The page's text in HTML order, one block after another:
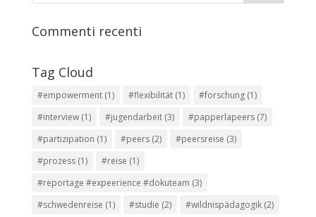
Commenti recenti
Tag Cloud
#empowerment(1) #flexibilität(1) #forschung(1)
#interview(1) #jugendarbeit(3) #papperlapeers(7)
#partizipation (1) #peers(2) #peersreise (3)
#prozess(1) #reise (1)
#reportage #expeerience #dokuteam (3)
#schwedenreise (1) #studie (2) #wildnispädagogik(2)